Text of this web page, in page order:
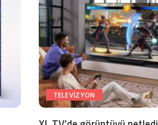
TELEVIZYON